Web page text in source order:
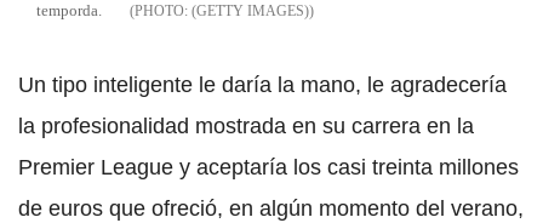
temporda.
(GETTY IMAGES)
Un tipo inteligente le daría la mano, le agradecería
la profesionalidad mostrada en su carrera en la
Premier League y aceptaría los casi treinta millones
de euros que ofreció, en algún momento del verano,